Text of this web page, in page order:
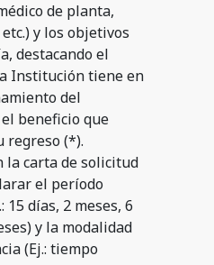
de planta,
y los objetivos
destacando el
Institución tiene en
del
beneficio que
regreso (*).
la carta de solicitud
el período
15 días, 2 meses, 6
y la modalidad
(Ej.: tiempo